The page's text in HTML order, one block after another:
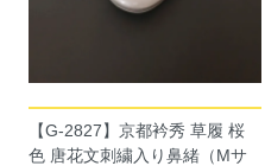
【G-2827】京都衿秀 草履 桜
色 唐花文刺繍入り鼻緒（Mサ